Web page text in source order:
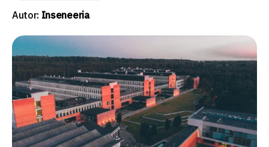
Autor: Inseneeria